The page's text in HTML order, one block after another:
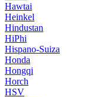
Hawtai
Heinkel
Hindustan
HiPhi
Hispano-Suiza
Honda
Hongqi
Horch
HSV